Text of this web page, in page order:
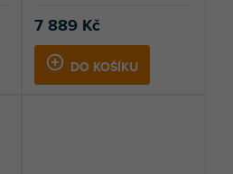
7 889 Kč
DO KOŠÍKU